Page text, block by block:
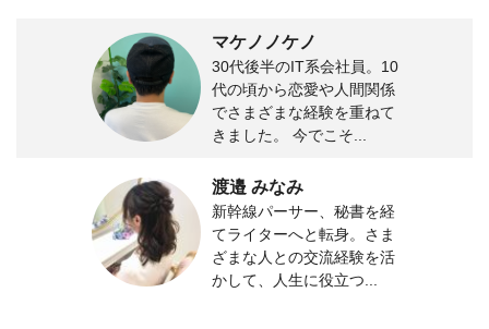
マケノノケノ
30代後半のIT系会社員。10
代の頃から恋愛や人間関係
でさまざまな経験を重ねて
きました。 今でこそ...
渡邉 みなみ
新幹線パーサー、秘書を経
てライターへと転身。さま
ざまな人との交流経験を活
かして、人生に役立つ...